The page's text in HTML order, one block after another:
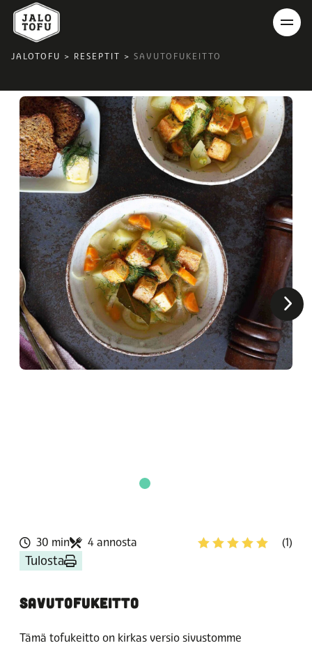
JALOTOFU > RESEPTIT > SAVUTOFUKEITTO
30 min 4 annosta
Tulosta
(1)
SAVUTOFUKEITTO
Tämä tofukeitto on kirkas versio sivustomme